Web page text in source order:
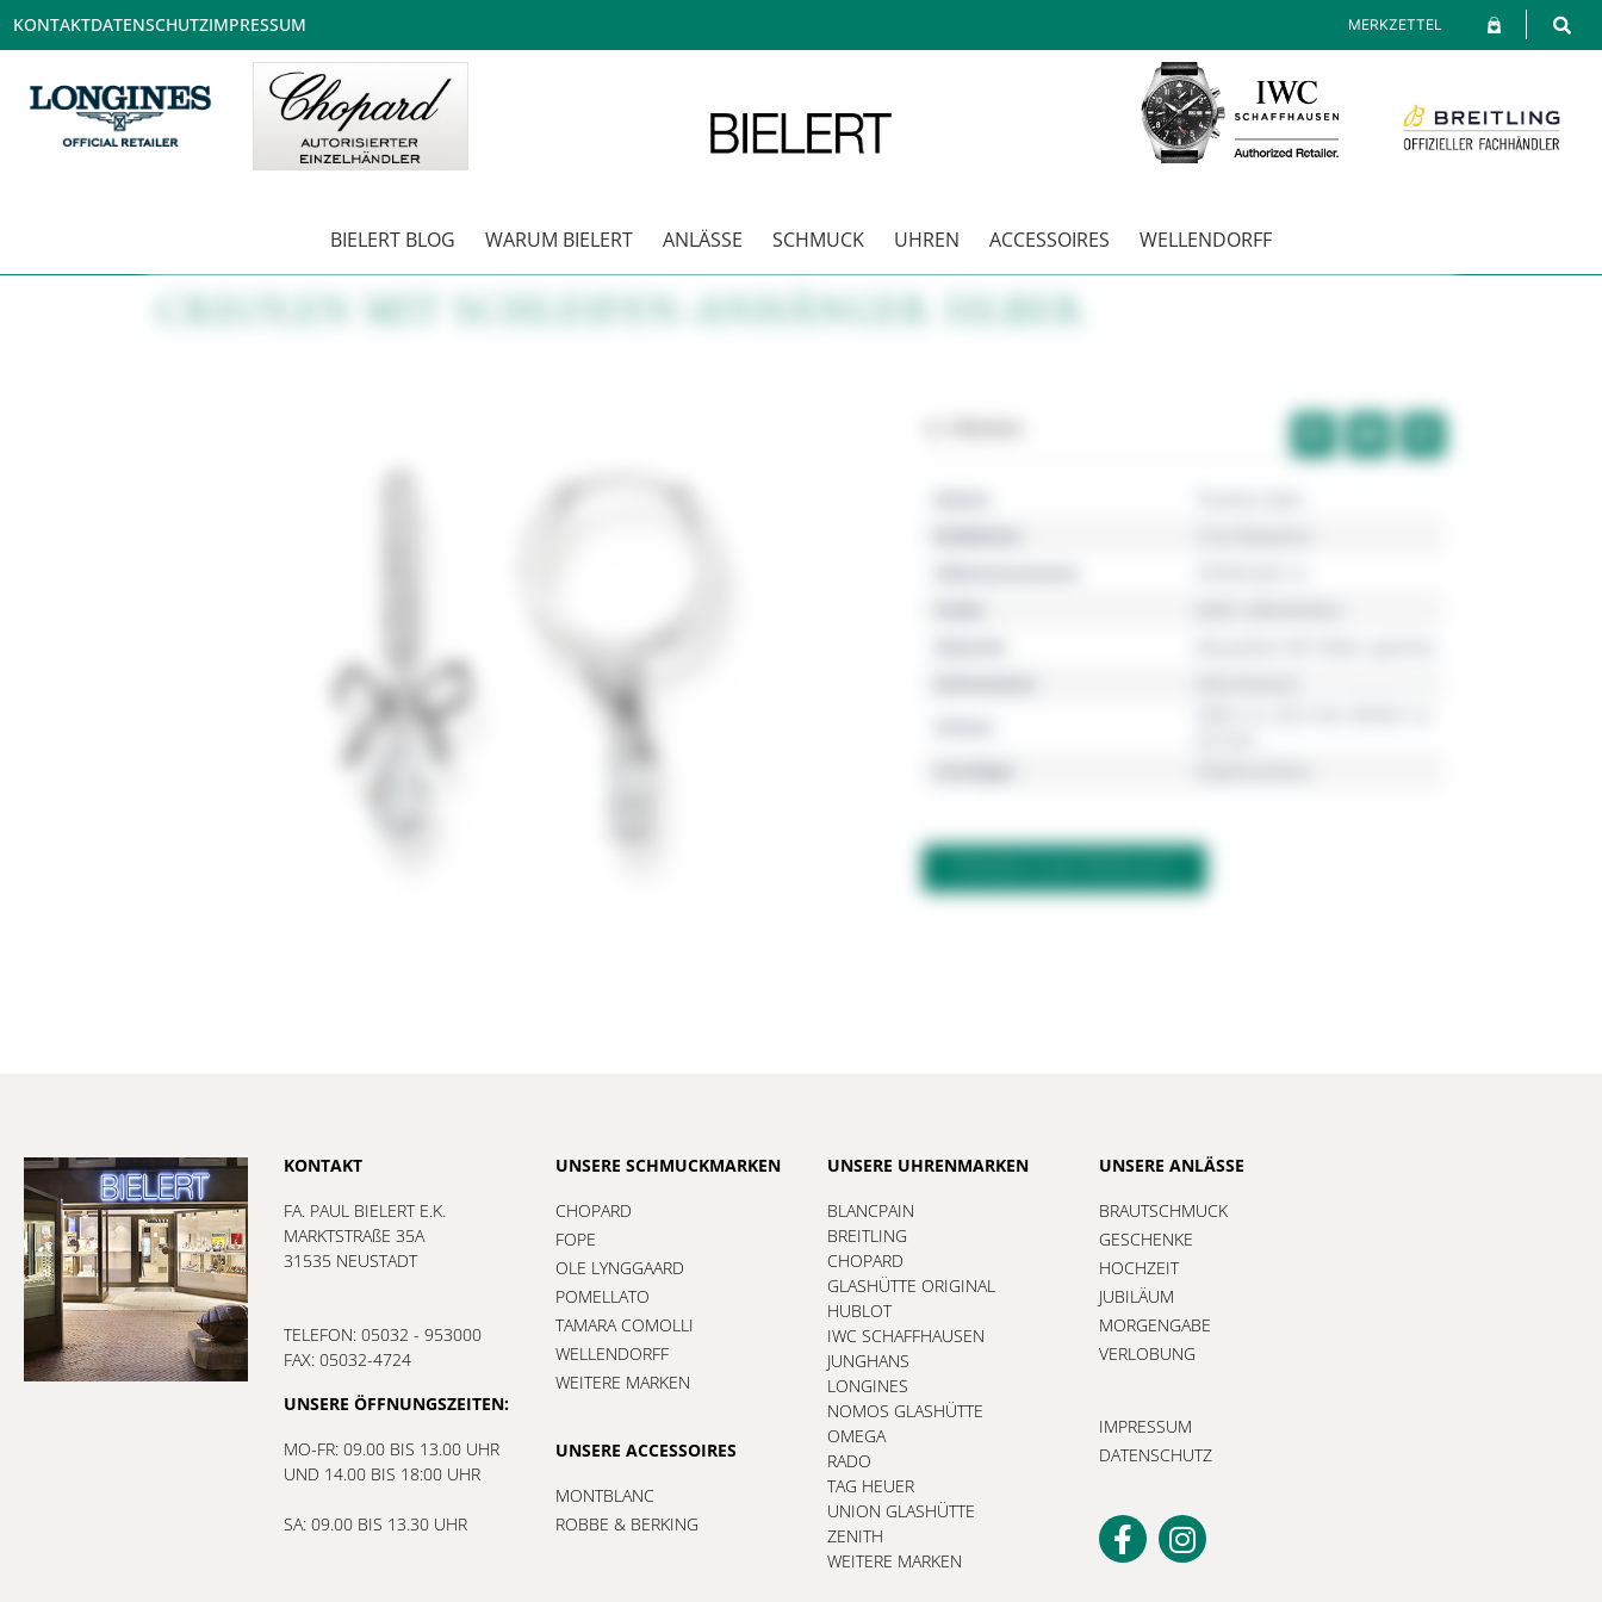
KONTAKTDATENSCHUTZIMPRESSUM MERKZETTEL
BIELERT BLOG WARUM BIELERT ANLÄSSE SCHMUCK UHREN ACCESSOIRES WELLENDORFF
CREOLEN MIT SCHLEIFEN-ANHÄNGER SILBER
KONTAKT
FA. PAUL BIELERT E.K.
MARKTSTRAßE 35A
31535 NEUSTADT
TELEFON: 05032 - 953000
FAX: 05032-4724
UNSERE ÖFFNUNGSZEITEN:
MO-FR: 09.00 BIS 13.00 UHR
UND 14.00 BIS 18:00 UHR
SA: 09.00 BIS 13.30 UHR
UNSERE SCHMUCKMARKEN
CHOPARD
FOPE
OLE LYNGGAARD
POMELLATO
TAMARA COMOLLI
WELLENDORFF
WEITERE MARKEN
UNSERE ACCESSOIRES
MONTBLANC
ROBBE & BERKING
UNSERE UHRENMARKEN
BLANCPAIN
BREITLING
CHOPARD
GLASHÜTTE ORIGINAL
HUBLOT
IWC SCHAFFHAUSEN
JUNGHANS
LONGINES
NOMOS GLASHÜTTE
OMEGA
RADO
TAG HEUER
UNION GLASHÜTTE
ZENITH
WEITERE MARKEN
UNSERE ANLÄSSE
BRAUTSCHMUCK
GESCHENKE
HOCHZEIT
JUBILÄUM
MORGENGABE
VERLOBUNG
IMPRESSUM
DATENSCHUTZ